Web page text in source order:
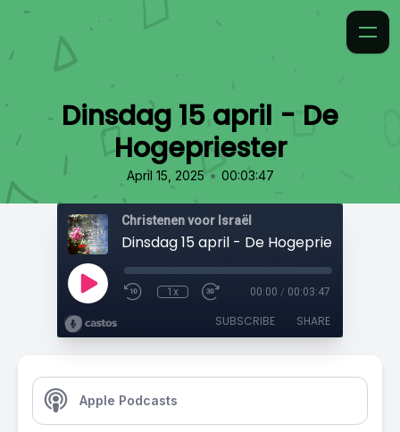
Dinsdag 15 april - De
Hogepriester
April 15, 2025 • 00:03:47
Christenen voor Israël
Dinsdag 15 april - De Hogepriester
1x 00:00 / 00:03:47
SUBSCRIBE SHARE
Apple Podcasts